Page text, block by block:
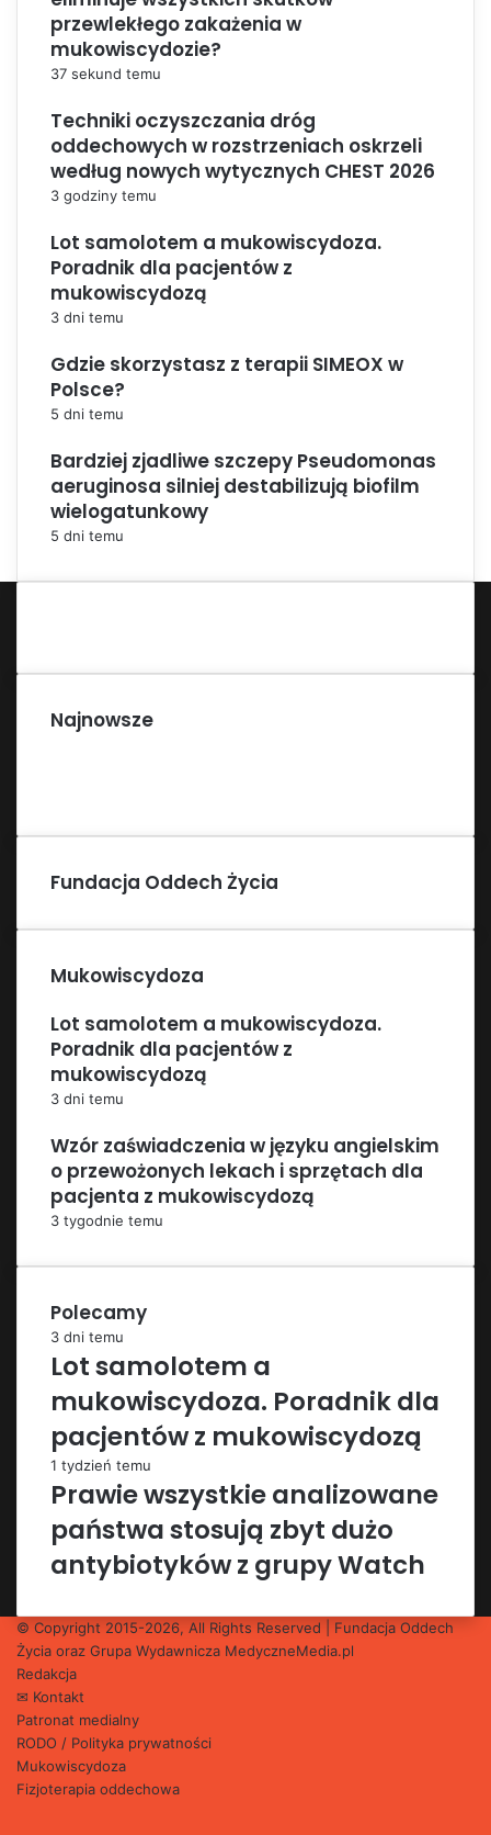
przewlekłego zakażenia w
mukowiscydozie?
37 sekund temu
Techniki oczyszczania dróg
oddechowych w rozstrzeniach oskrzeli
według nowych wytycznych CHEST 2026
3 godziny temu
Lot samolotem a mukowiscydoza.
Poradnik dla pacjentów z
mukowiscydozą
3 dni temu
Gdzie skorzystasz z terapii SIMEOX w
Polsce?
5 dni temu
Bardziej zjadliwe szczepy Pseudomonas
aeruginosa silniej destabilizują biofilm
wielogatunkowy
5 dni temu
Najnowsze
Fundacja Oddech Życia
Mukowiscydoza
Lot samolotem a mukowiscydoza.
Poradnik dla pacjentów z
mukowiscydozą
3 dni temu
Wzór zaświadczenia w języku angielskim
o przewożonych lekach i sprzętach dla
pacjenta z mukowiscydozą
3 tygodnie temu
Polecamy
3 dni temu
Lot samolotem a
mukowiscydoza. Poradnik dla
pacjentów z mukowiscydozą
1 tydzień temu
Prawie wszystkie analizowane
państwa stosują zbyt dużo
antybiotyków z grupy Watch
© Copyright 2015-2026, All Rights Reserved | Fundacja Oddech
Życia oraz Grupa Wydawnicza MedyczneMedia.pl
Redakcja
✉ Kontakt
Patronat medialny
RODO / Polityka prywatności
Mukowiscydoza
Fizjoterapia oddechowa